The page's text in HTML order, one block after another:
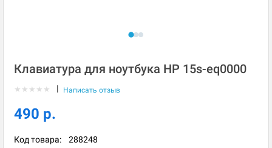
Клавиатура для ноутбука HP 15s-eq0000
★ ★ ★ ★ ★ | Написать отзыв
490 р.
Код товара: 288248